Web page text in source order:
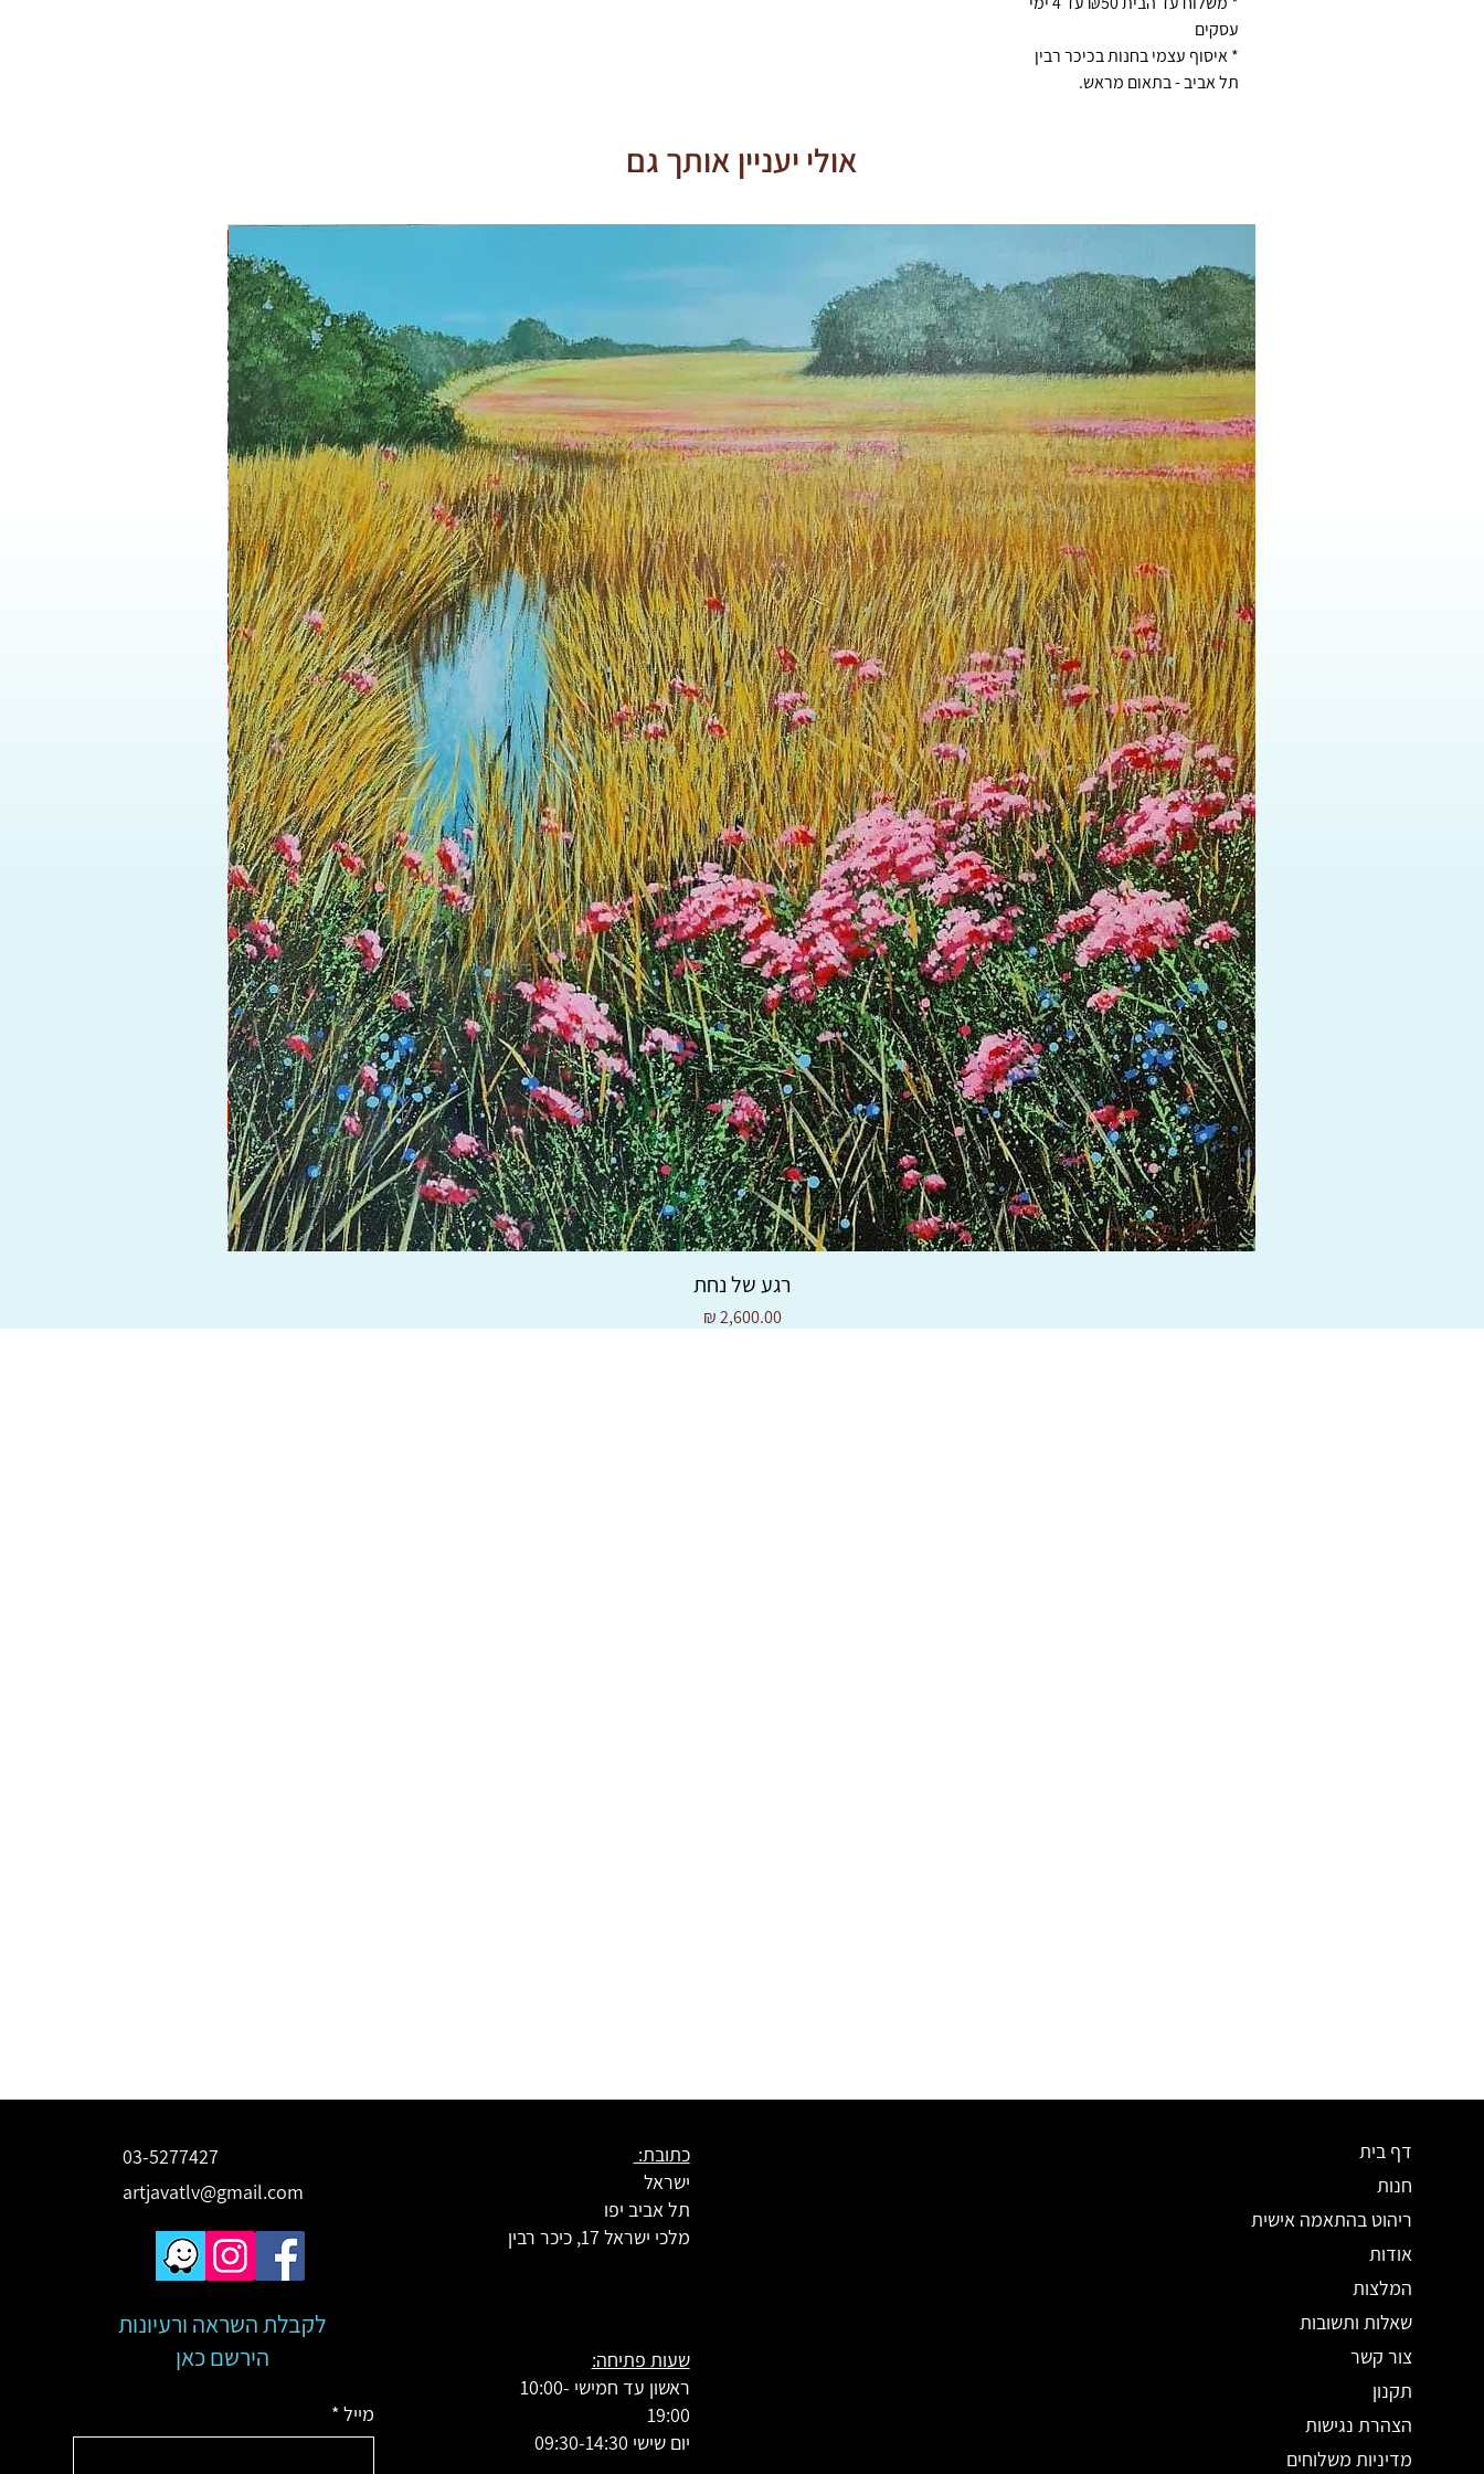
בשכבה דקה של שמן מינרלי (שמן בטוח למזון).
מידות:
50סמ X 15סמ
עסקים
* איסוף עצמי בחנות בכיכר רבין
תל אביב - בתאום מראש.
אולי יעניין אותך גם
רגע של נחת
מחיר‏2,600.00 ‏₪
03-5277427
artjavatlv@gmail.com
לקבלת השראה ורעיונות
הירשם כאן
מייל *
כתובת:
ישראל
תל אביב יפו
מלכי ישראל 17, כיכר רבין
שעות פתיחה:
ראשון עד חמישי 10:00-
19:00
יום שישי 09:30-14:30
דף בית
חנות
ריהוט בהתאמה אישית
אודות
המלצות
שאלות ותשובות
צור קשר
תקנון
הצהרת נגישות
מדיניות משלוחים